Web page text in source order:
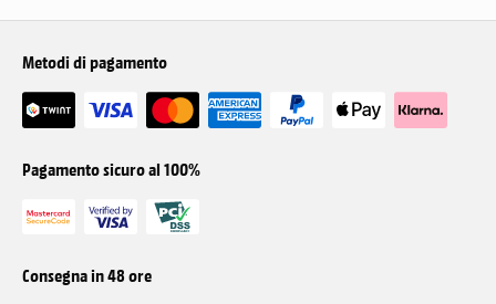
Metodi di pagamento
Pagamento sicuro al 100%
Consegna in 48 ore